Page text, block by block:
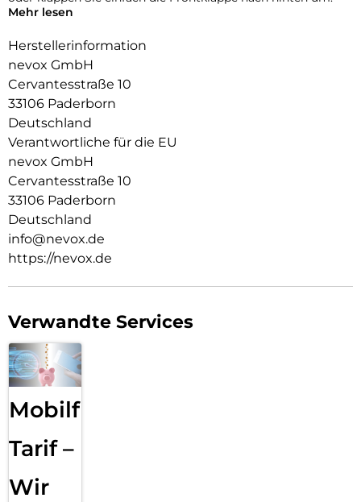
Bedienung kinderleicht und die Schutzhülle öffnet sich nicht
ungewollt.
Beim Umklappen der Frontklappe wird diese ebenfalls durch
die Magneten auf der Rückseite fixiert, somit ist ein
bequemes Telefonieren und Bedienen sichergestellt.
Mehr lesen
Herstellerinformation
nevox GmbH
Cervantesstraße 10
33106 Paderborn
Deutschland
Verantwortliche für die EU
nevox GmbH
Cervantesstraße 10
33106 Paderborn
Deutschland
info@nevox.de
https://nevox.de
Verwandte Services
Mobilfunk
Tarif –
Wir